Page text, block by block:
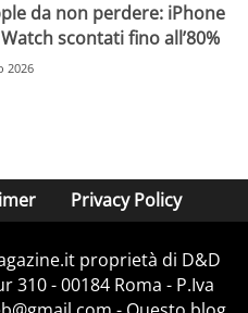
da non perdere: iPhone
scontati fino all’80%
2026
Privacy Policy
proprietà di D&D
310 - 00184 Roma - P.Iva